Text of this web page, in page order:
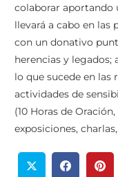
colaborar aportando
llevará a cabo en las
con un donativo
herencias y
lo que sucede en las
actividades de
(10 Horas de
exposiciones,